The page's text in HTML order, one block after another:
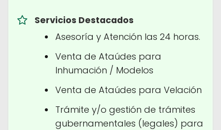
Servicios Destacados
Asesoría y Atención las 24 horas.
Venta de Ataúdes para
Inhumación / Modelos
Venta de Ataúdes para Velación
Trámite y/o gestión de trámites
gubernamentales (legales) para